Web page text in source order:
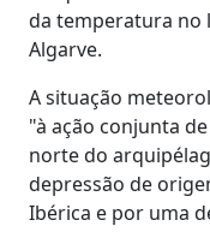
da temperatura no
Algarve.
A situação
"à ação conjunta
norte do
depressão de
Ibérica e por uma